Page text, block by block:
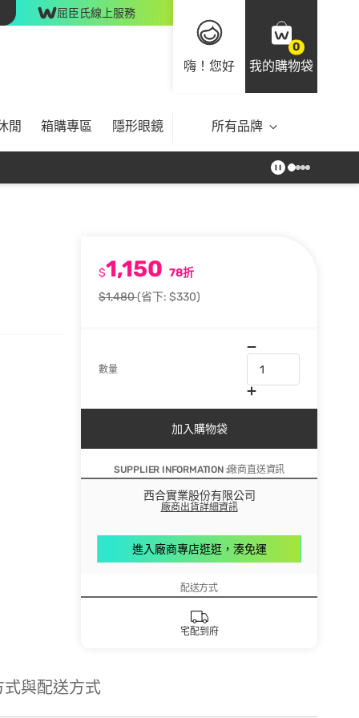
屈臣氏線上服務
嗨！您好
0
我的購物袋
閒 箱購專區 隱形眼鏡 所有品牌
$1,150 78折
$1,480(省下: $330)
數量
加入購物袋
SUPPLIER INFORMATION :廠商直送資訊
西合實業股份有限公司
廠商出貨詳細資訊
進入廠商專店逛逛，湊免運
配送方式
宅配到府
式與配送方式